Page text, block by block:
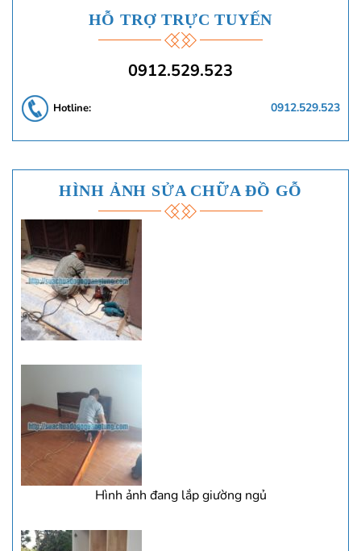
HỖ TRỢ TRỰC TUYẾN
0912.529.523
Hotline: 0912.529.523
HÌNH ẢNH SỬA CHỮA ĐỒ GỖ
Hình ảnh đang lắp giường ngủ